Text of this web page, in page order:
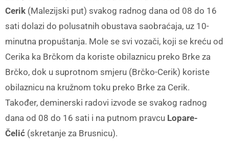
Cerik (Malezijski put) svakog radnog dana od 08 do 16
sati dolazi do polusatnih obustava saobraćaja, uz 10-
minutna propuštanja. Mole se svi vozači, koji se kreću od
Cerika ka Brčkom da koriste obilaznicu preko Brke za
Brčko, dok u suprotnom smjeru (Brčko-Cerik) koriste
obilaznicu na kružnom toku preko Brke za Cerik.
Također, deminerski radovi izvode se svakog radnog
dana od 08 do 16 sati i na putnom pravcu Lopare-
Čelić (skretanje za Brusnicu).